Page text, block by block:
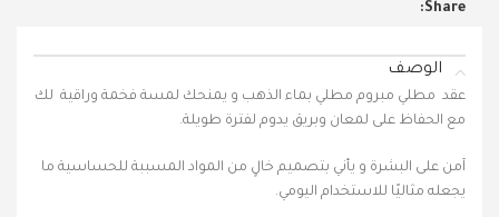
Share:
الوصف
عقد مطلي مبروم مطلي بماء الذهب و يمنحك لمسة فخمة وراقية لك
مع الحفاظ على لمعان وبريق يدوم لفترة طويلة.
آمن على البشرة و يأني بتصميم خالٍ من المواد المسببة للحساسية ما
يجعله مثاليًا للاستخدام اليومي.